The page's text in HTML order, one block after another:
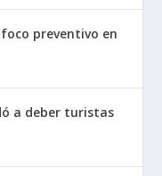
preventivo en
a deber turistas